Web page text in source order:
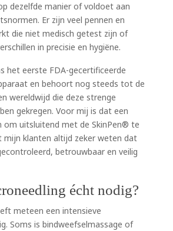
dezelfde manier of voldoet aan
Er zijn veel pennen en
die niet medisch getest zijn of
in precisie en hygiëne.
het eerste FDA-gecertificeerde
en behoort nog steeds tot de
wereldwijd die deze strenge
gekregen. Voor mij is dat een
om uitsluitend met de SkinPen® te
mijn klanten altijd zeker weten dat
betrouwbaar en veilig
écht nodig?
meteen een intensieve
Soms is bindweefselmassage of